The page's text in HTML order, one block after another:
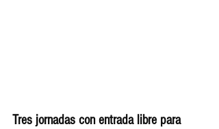
Tres jornadas con entrada libre para